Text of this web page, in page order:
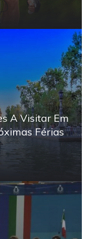
A Visitar Em
Férias